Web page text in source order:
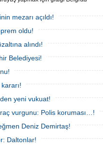
4 gün sonra sağ bulunan ancak
hastanede hayatını
Ece'nin ölümüyle ilgili
tamamlanırken, dikkat
detaylar yer aldı.
mezarı açıldı!
oldu!
alındı!
Belediyesi!
yeni vukuat!
vurgunu: Polis koruması…!
Deniz Demirtaş!
Daltonlar!